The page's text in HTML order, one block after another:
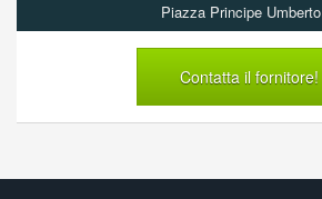
Piazza Principe Umberto
Contatta il fornitore!